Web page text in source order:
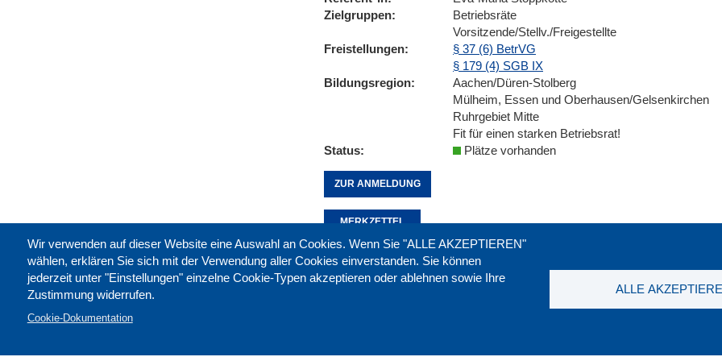
Zielgruppen
Betriebsräte
Vorsitzende/Stellv./Freigestellte
Freistellungen
§ 37 (6) BetrVG
§ 179 (4) SGB IX
Bildungsregion
Aachen/Düren-Stolberg
Mülheim, Essen und Oberhausen/Gelsenkirchen
Ruhrgebiet Mitte
Fit für einen starken Betriebsrat!
Status
Plätze vorhanden
ZUR ANMELDUNG
MERKZETTEL
Wir verwenden auf dieser Website eine Auswahl an Cookies. Wenn Sie "ALLE AKZEPTIEREN"
wählen, erklären Sie sich mit der Verwendung aller Cookies einverstanden. Sie können
jederzeit unter "Einstellungen" einzelne Cookie-Typen akzeptieren oder ablehnen sowie Ihre
Zustimmung widerrufen.
Cookie-Dokumentation
ALLE
Diese Seite empfehlen: drucken: